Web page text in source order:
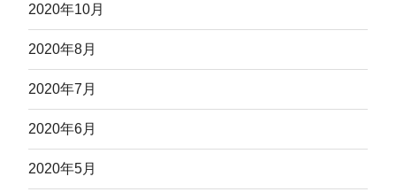
2020年10月
2020年8月
2020年7月
2020年6月
2020年5月